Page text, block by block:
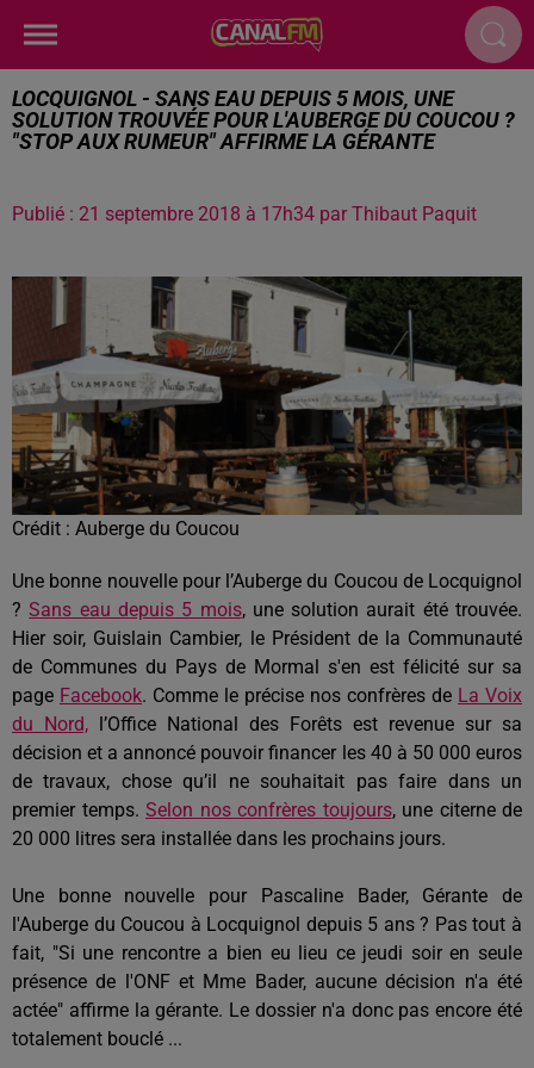
LOCQUIGNOL - SANS EAU DEPUIS 5 MOIS, UNE
SOLUTION TROUVÉE POUR L'AUBERGE DU COUCOU ?
"STOP AUX RUMEUR" AFFIRME LA GÉRANTE
Publié : 21 septembre 2018 à 17h34 par Thibaut Paquit
Crédit : Auberge du Coucou
Une bonne nouvelle pour l’Auberge du Coucou de Locquignol
?Sans eau depuis 5 mois, une solution aurait été trouvée.
Hier soir, Guislain Cambier, le Président de la Communauté
de Communes du Pays de Mormal s'en est félicité sur sa
page Facebook. Comme le précise nos confrères de La Voix
du Nord, l’Office National des Forêts est revenue sur sa
décision et a annoncé pouvoir financer les 40 à 50 000 euros
de travaux, chose qu’il ne souhaitait pas faire dans un
premier temps. Selon nos confrères toujours, une citerne de
20 000 litres sera installée dans les prochains jours.
Une bonne nouvelle pour Pascaline Bader, Gérante de
l'Auberge du Coucou à Locquignol depuis 5 ans ? Pas tout à
fait, "Si une rencontre a bien eu lieu ce jeudi soir en seule
présence de l'ONF et Mme Bader, aucune décision n'a été
actée" affirme la gérante. Le dossier n'a donc pas encore été
totalement bouclé ...